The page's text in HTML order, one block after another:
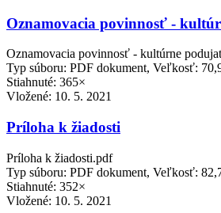
Oznamovacia povinnosť -
Oznamovacia povinnosť - kultúrne
Typ súboru: PDF dokument, Veľkosť:
Stiahnuté: 365×
Vložené: 10. 5. 2021
Príloha k žiadosti
Príloha k žiadosti.pdf
Typ súboru: PDF dokument, Veľkosť:
Stiahnuté: 352×
Vložené: 10. 5. 2021